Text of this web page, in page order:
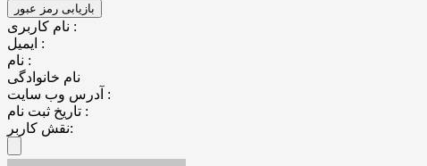
نام کاربری :
ایمیل :
نام :
نام خانوادگی
آدرس وب سایت :
تاریخ ثبت نام :
نقش کاربر: